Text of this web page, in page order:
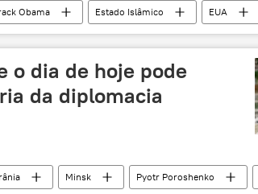
Obama Estado Islâmico EUA
o dia de hoje pode
da diplomacia
Minsk Pyotr Poroshenko